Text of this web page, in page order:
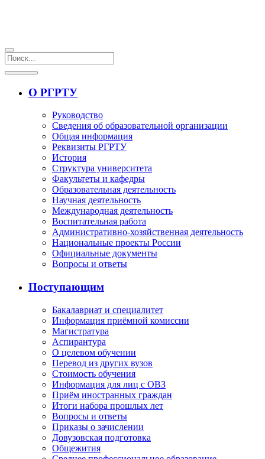
О РГРТУ
Руководство
Сведения об образовательной организации
Общая информация
Реквизиты РГРТУ
История
Структура университета
Факультеты и кафедры
Образовательная деятельность
Научная деятельность
Международная деятельность
Воспитательная работа
Административно-хозяйственная деятельность
Национальные проекты России
Официальные документы
Вопросы и ответы
Поступающим
Бакалавриат и специалитет
Информация приёмной комиссии
Магистратура
Аспирантура
О целевом обучении
Перевод из других вузов
Стоимость обучения
Информация для лиц с ОВЗ
Приём иностранных граждан
Итоги набора прошлых лет
Вопросы и ответы
Приказы о зачислении
Довузовская подготовка
Общежития